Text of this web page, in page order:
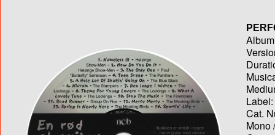
Label:
Cat.
Mono